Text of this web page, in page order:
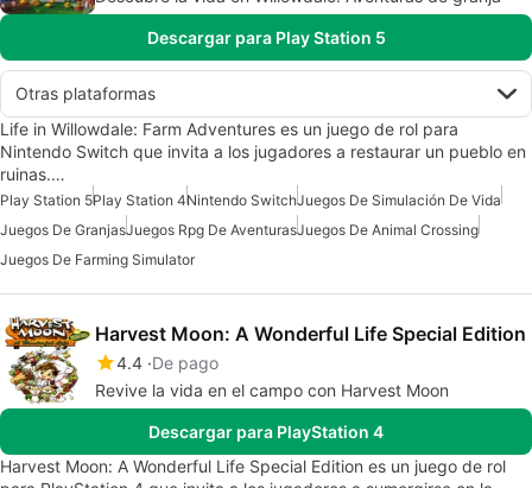
Descargar para Play Station 5
Otras plataformas
Life in Willowdale: Farm Adventures es un juego de rol para
Nintendo Switch que invita a los jugadores a restaurar un pueblo en
ruinas.…
Play Station 5Play Station 4Nintendo SwitchJuegos De Simulación De Vida
Juegos De GranjasJuegos Rpg De AventurasJuegos De Animal Crossing
Juegos De Farming Simulator
Harvest Moon: A Wonderful Life Special Edition
4.4 De pago
Revive la vida en el campo con Harvest Moon
Descargar para PlayStation 4
Harvest Moon: A Wonderful Life Special Edition es un juego de rol